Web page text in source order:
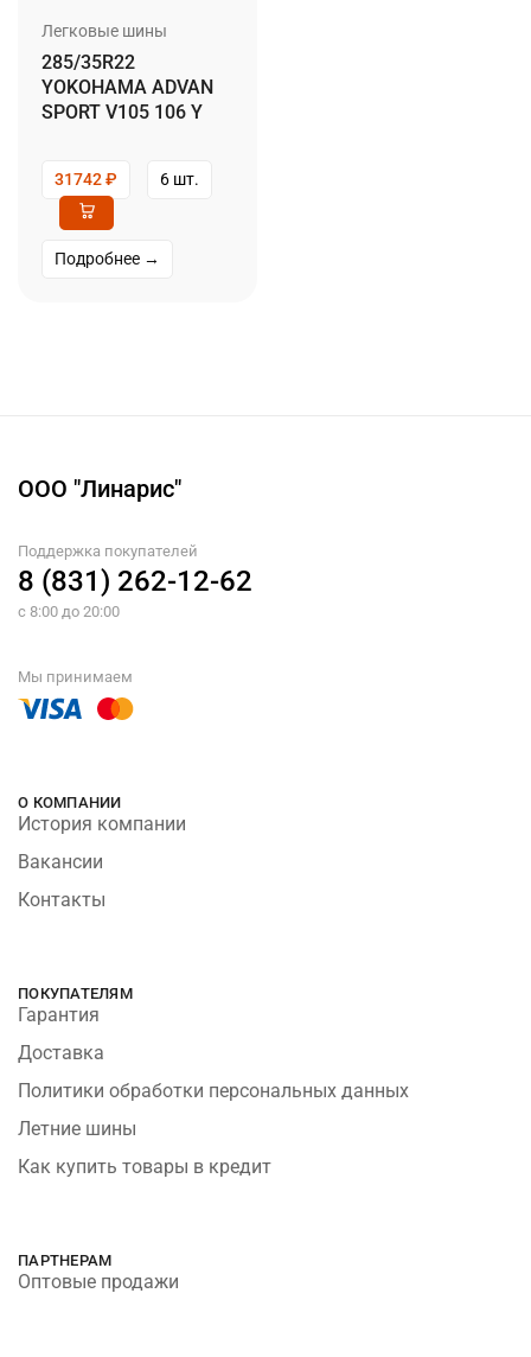
Легковые шины
285/35R22
YOKOHAMA ADVAN
SPORT V105 106 Y
31742₽ 6 шт.
Подробнее →
ООО "Линарис"
Поддержка покупателей
8 (831) 262-12-62
с 8:00 до 20:00
Мы принимаем
О КОМПАНИИ
История компании
Вакансии
Контакты
ПОКУПАТЕЛЯМ
Гарантия
Доставка
Политики обработки персональных данных
Летние шины
Как купить товары в кредит
ПАРТНЕРАМ
Оптовые продажи